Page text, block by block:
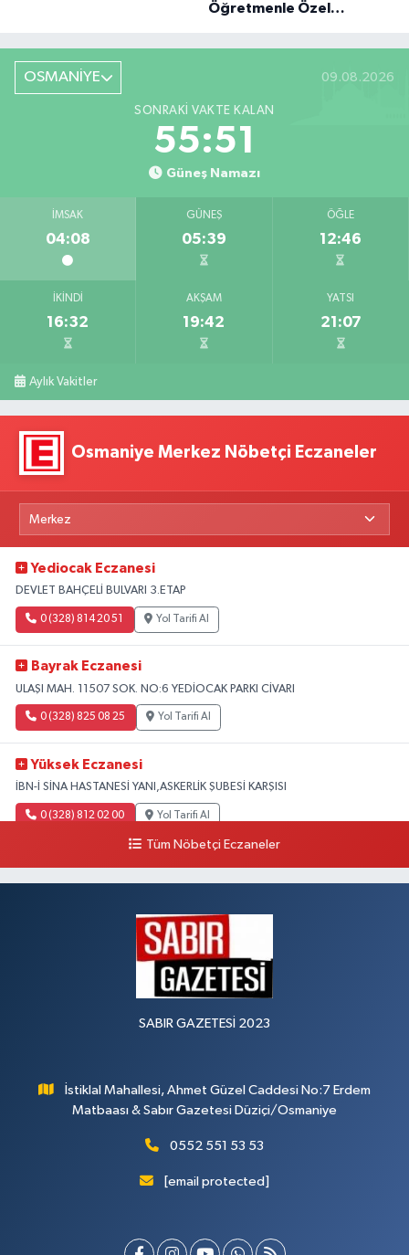
Öğretmenle Özel
OSMANİYE 09.08.2026
SONRAKI VAKTE KALAN
55:51
Güneş Namazı
İMSAK
04:08
GÜNEŞ
05:39
ÖĞLE
12:46
İKINDI
16:32
AKŞAM
19:42
YATSI
21:07
Aylık Vakitler
Osmaniye Merkez Nöbetçi Eczaneler
Yediocak Eczanesi
DEVLET BAHÇELİ BULVARI 3.ETAP
0 (328) 814 20 51 Yol Tarifi Al
Bayrak Eczanesi
ULAŞI MAH. 11507 SOK. NO:6 YEDİOCAK PARKI CİVARI
0 (328) 825 08 25 Yol Tarifi Al
Yüksek Eczanesi
İBN-İ SİNA HASTANESİ YANI,ASKERLİK ŞUBESİ KARŞISI
0 (328) 812 02 00 Yol Tarifi Al
Tüm Nöbetçi Eczaneler
SABIR GAZETESİ 2023
İstiklal Mahallesi, Ahmet Güzel Caddesi No:7 Erdem
Matbaası & Sabır Gazetesi Düziçi/Osmaniye
0552 551 53 53
[email protected]